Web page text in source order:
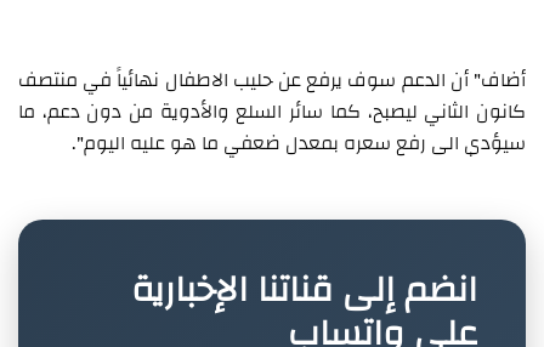
أضاف" أن الدعم سوف يرفع عن حليب الاطفال نهائياً في منتصف
كانون الثاني ليصبح، كما سائر السلع والأدوية من دون دعم، ما
سيؤدي الى رفع سعره بمعدل ضعفي ما هو عليه اليوم".
انضم إلى قناتنا الإخبارية
على واتساب